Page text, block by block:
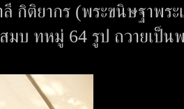
ติยากร (พระขนิษฐาพระเ
บ ทหมู่ 64 รูป ถวายเป็นพ